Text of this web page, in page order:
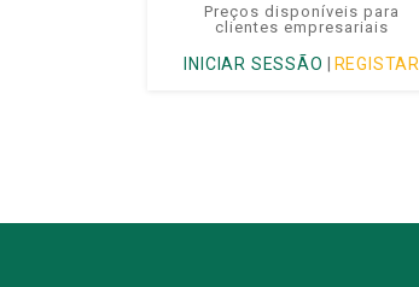
Preços disponíveis para
clientes empresariais
INICIAR SESSÃO REGISTAR